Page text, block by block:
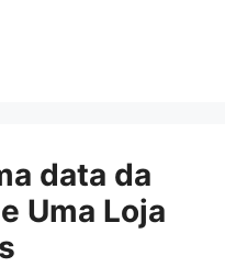
data da
Uma Loja